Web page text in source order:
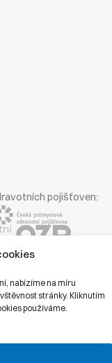
nabízíme na míru
stránky. Kliknutím
používáme.
pojišťoven: